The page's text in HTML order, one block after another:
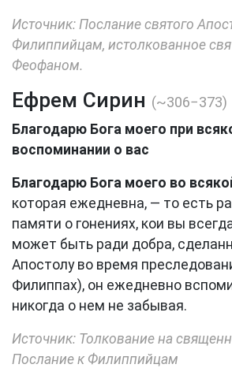
Источник: Послание святого
Филиппийцам, истолкованное
Феофаном.
Ефрем Сирин (~306−373)
Благодарю Бога моего при
воспоминании о вас
Благодарю Бога моего во
которая ежедневна, — то есть
памяти о гонениях, кои вы
может быть ради добра,
Апостолу во время
Филиппах), он ежедневно
никогда о нем не забывая.
Источник: Толкование на
Послание к Филиппийцам